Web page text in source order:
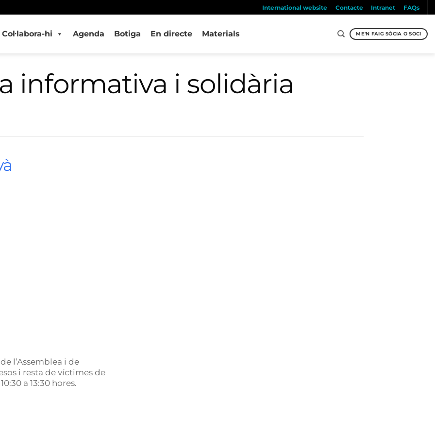
International website Contacte Intranet FAQs
Col·labora-hi Agenda Botiga En directe Materials ME'N FAIG SÒCIA O SOCI
informativa i solidària
l’Assemblea i de
i resta de víctimes de
a 13:30 hores.